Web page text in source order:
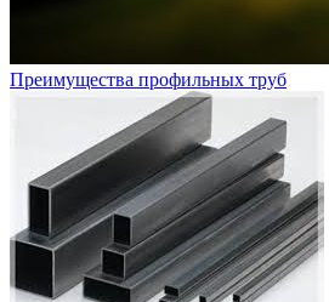
Преимущества профильных труб